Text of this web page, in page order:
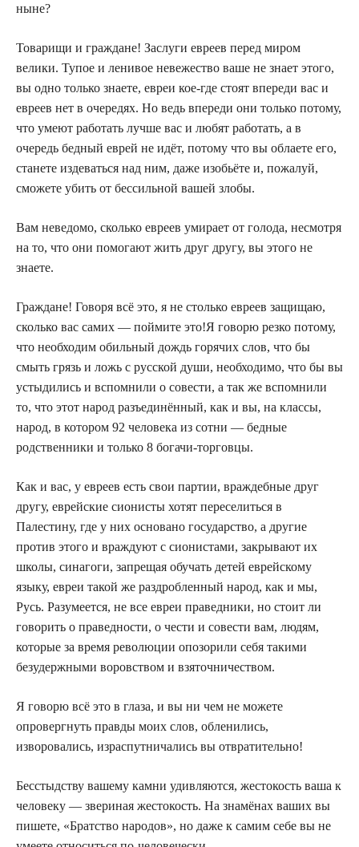
ныне?
Товарищи и граждане! Заслуги евреев перед миром
велики. Тупое и ленивое невежество ваше не знает этого,
вы одно только знаете, евреи кое-где стоят впереди вас и
евреев нет в очередях. Но ведь впереди они только потому,
что умеют работать лучше вас и любят работать, а в
очередь бедный еврей не идёт, потому что вы облаете его,
станете издеваться над ним, даже изобьёте и, пожалуй,
сможете убить от бессильной вашей злобы.
Вам неведомо, сколько евреев умирает от голода, несмотря
на то, что они помогают жить друг другу, вы этого не
знаете.
Граждане! Говоря всё это, я не столько евреев защищаю,
сколько вас самих — поймите это!Я говорю резко потому,
что необходим обильный дождь горячих слов, что бы
смыть грязь и ложь с русской души, необходимо, что бы вы
устыдились и вспомнили о совести, а так же вспомнили
то, что этот народ разъединённый, как и вы, на классы,
народ, в котором 92 человека из сотни — бедные
родственники и только 8 богачи-торговцы.
Как и вас, у евреев есть свои партии, враждебные друг
другу, еврейские сионисты хотят переселиться в
Палестину, где у них основано государство, а другие
против этого и враждуют с сионистами, закрывают их
школы, синагоги, запрещая обучать детей еврейскому
языку, евреи такой же раздробленный народ, как и мы,
Русь. Разумеется, не все евреи праведники, но стоит ли
говорить о праведности, о чести и совести вам, людям,
которые за время революции опозорили себя такими
безудержными воровством и взяточничеством.
Я говорю всё это в глаза, и вы ни чем не можете
опровергнуть правды моих слов, обленились,
изворовались, израспутничались вы отвратительно!
Бесстыдству вашему камни удивляются, жестокость ваша к
человеку — звериная жестокость. На знамёнах ваших вы
пишете, «Братство народов», но даже к самим себе вы не